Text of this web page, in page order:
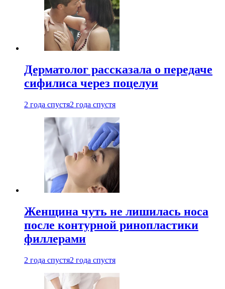
Дерматолог рассказала о передаче
сифилиса через поцелуи
2 года спустя2 года спустя
Женщина чуть не лишилась носа
после контурной ринопластики
филлерами
2 года спустя2 года спустя